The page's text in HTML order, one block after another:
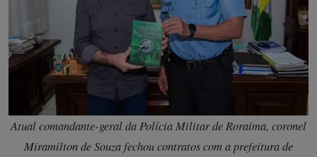
Atual comandante-geral da Polícia Militar de Roraima, coronel
Miramilton de Souza fechou contratos com a prefeitura de